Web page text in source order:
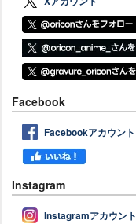
Facebook
Facebookアカウント
Instagram
Instagramアカウント